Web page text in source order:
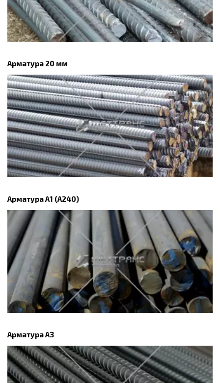
Арматура 20 мм
Арматура А1 (А240)
Арматура А3